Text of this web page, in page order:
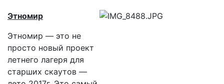
Этномир
Этномир — это не
просто новый проект
летнего лагеря для
старших скаутов —